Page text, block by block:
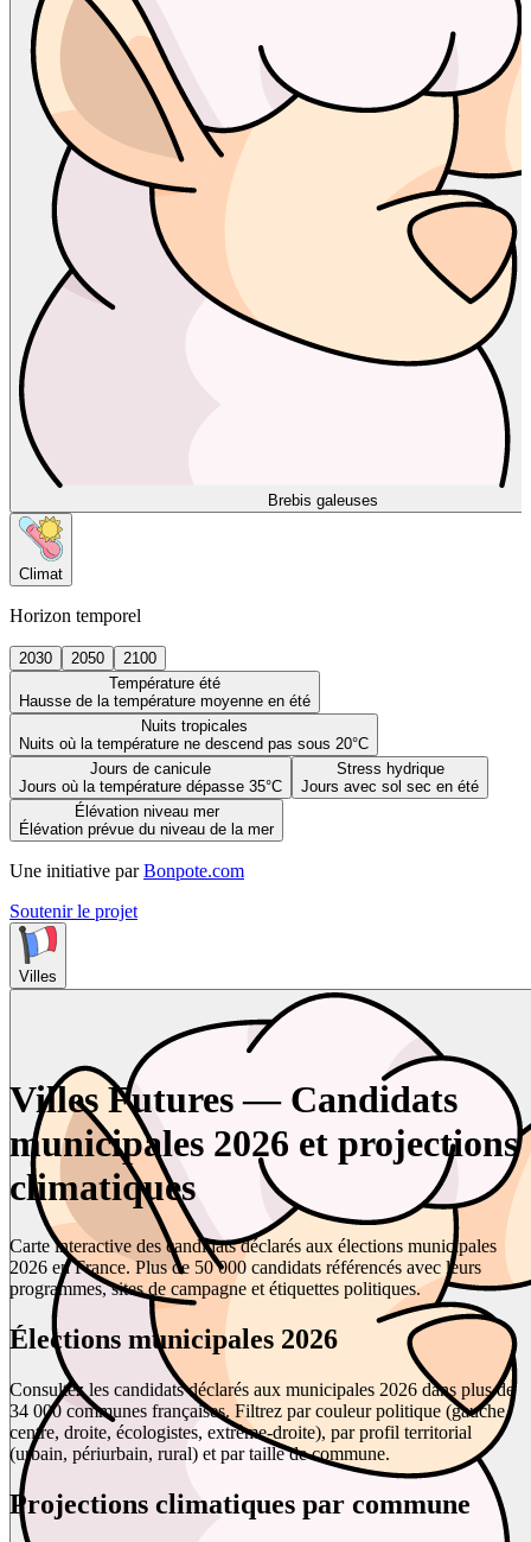
Brebis galeuses
Climat
Horizon temporel
2030 2050
2100
Température été
Hausse de la température moyenne en été
Nuits tropicales
Nuits où la température ne descend pas sous 20°C
Jours de canicule
Jours où la température dépasse 35°C
Stress hydrique
Jours avec sol sec en été
Élévation niveau mer
Élévation prévue du niveau de la mer
Une initiative par Bonpote.com
Soutenir le projet
Villes
Villes Futures — Candidats
municipales 2026 et projections
climatiques
Carte interactive des candidats déclarés aux élections municipales
2026 en France. Plus de 50 000 candidats référencés avec leurs
programmes, sites de campagne et étiquettes politiques.
Élections municipales 2026
Consultez les candidats déclarés aux municipales 2026 dans plus de
34 000 communes françaises. Filtrez par couleur politique (gauche,
centre, droite, écologistes, extrême-droite), par profil territorial
(urbain, périurbain, rural) et par taille de commune.
Projections climatiques par commune